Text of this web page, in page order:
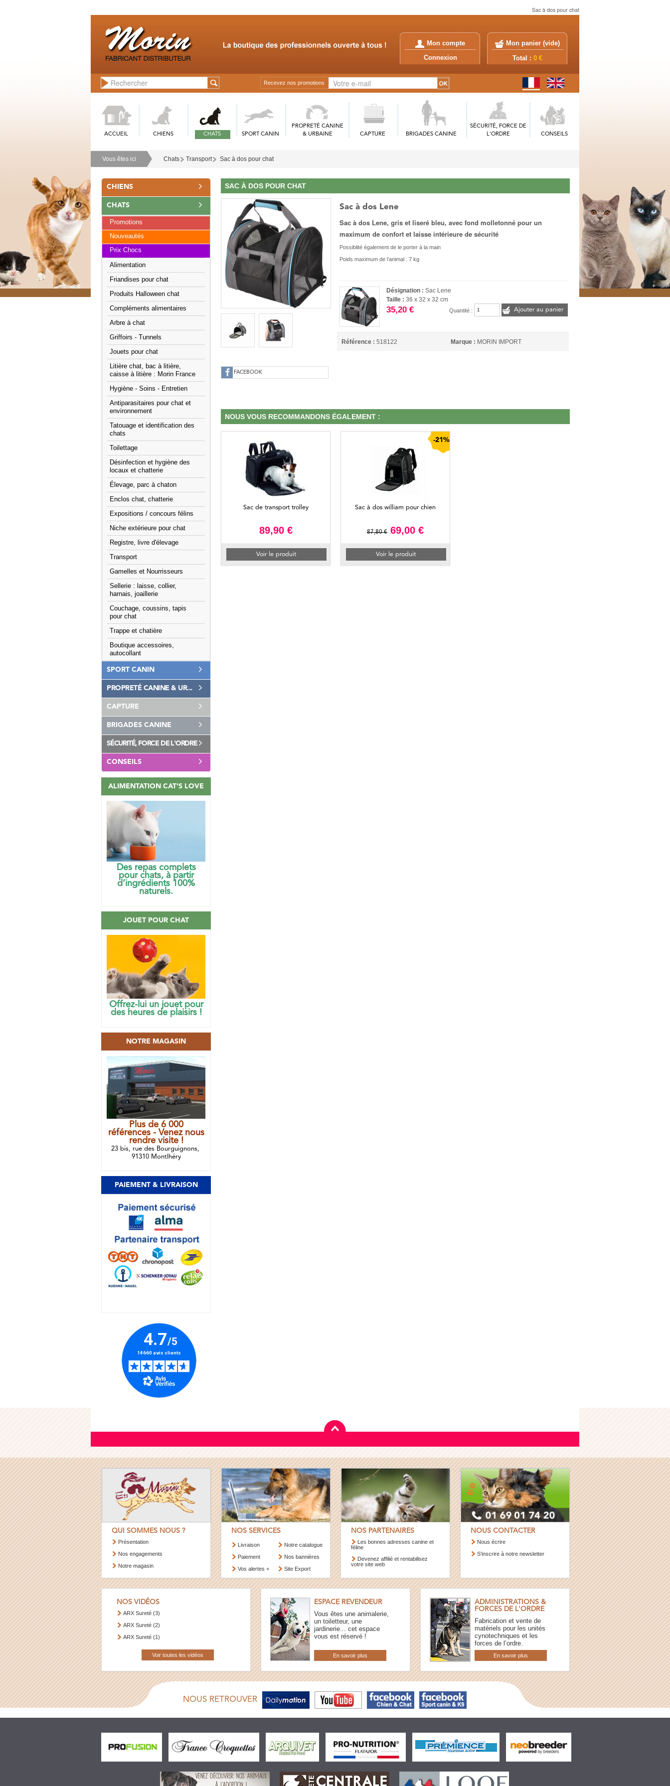
Sac à dos pour chat
Mon compte
Connexion
Mon panier (vide)
Total : 0 €
Recevez nos promotions
ACCUEIL CHIENS CHATS SPORT CANIN
PROPRETÉ CANINE
& URBAINE
CAPTURE BRIGADES CANINE
SÉCURITÉ, FORCE DE
L'ORDRE
CONSEILS
Vous êtes ici Chats Transport Sac à dos pour chat
CHIENS
CHATS
Promotions
Nouveautés
Prix Chocs
Alimentation
Friandises pour chat
Produits Halloween chat
Compléments alimentaires
Arbre à chat
Griffoirs - Tunnels
Jouets pour chat
Litière chat, bac à litière,
caisse à litière : Morin France
Hygiène - Soins - Entretien
Antiparasitaires pour chat et
environnement
Tatouage et identification des
chats
Toilettage
Désinfection et hygiène des
locaux et chatterie
Élevage, parc à chaton
Enclos chat, chatterie
Expositions / concours félins
Niche extérieure pour chat
Registre, livre d'élevage
Transport
Gamelles et Nourrisseurs
Sellerie : laisse, collier,
harnais, joaillerie
Couchage, coussins, tapis
pour chat
Trappe et chatière
Boutique accessoires,
autocollant
SPORT CANIN
PROPRETÉ CANINE & UR...
CAPTURE
BRIGADES CANINE
SÉCURITÉ, FORCE DE L'ORDRE
CONSEILS
ALIMENTATION CAT'S LOVE
Des repas complets
pour chats, à partir
d’ingrédients 100%
naturels.
JOUET POUR CHAT
Offrez-lui un jouet pour
des heures de plaisirs !
NOTRE MAGASIN
Plus de 6 000
références - Venez nous
rendre visite !
23 bis, rue des Bourguignons,
91310 Montlhéry
PAIEMENT & LIVRAISON
SAC À DOS POUR CHAT
FACEBOOK
Sac à dos Lene
Sac à dos Lene, gris et liseré bleu, avec fond molletonné pour un
maximum de confort et laisse intérieure de sécurité
Possiblité également de le porter à la main
Poids maximum de l’animal : 7 kg
Désignation :Sac Lene
Taille :36 x 32 x 32 cm
35,20 € Quantité : Ajouter au panier
Référence : 518122 Marque : MORIN IMPORT
NOUS VOUS RECOMMANDONS ÉGALEMENT :
Sac de transport trolley
89,90 €
Voir le produit
-21%
Sac à dos william pour chien
87,80 € 69,00 €
Voir le produit
QUI SOMMES NOUS ?
Présentation
Nos engagements
Notre magasin
NOS SERVICES
Livraison
Paiement
Vos alertes +
Notre catalogue
Nos bannières
Site Export
NOS PARTENAIRES
Les bonnes adresses canine et
féline
Devenez affilié et rentabilisez
votre site web
NOUS CONTACTER
Nous écrire
S’inscrire à notre newsletter
NOS VIDÉOS
ARX Sureté (3)
ARX Sureté (2)
ARX Sureté (1)
Voir toutes les vidéos
ESPACE REVENDEUR
Vous êtes une animalerie,
un toiletteur, une
jardinerie... cet espace
vous est réservé !
En savoir plus
ADMINISTRATIONS &
FORCES DE L'ORDRE
Fabrication et vente de
matériels pour les unités
cynotechniques et les
forces de l’ordre.
En savoir plus
NOUS RETROUVER